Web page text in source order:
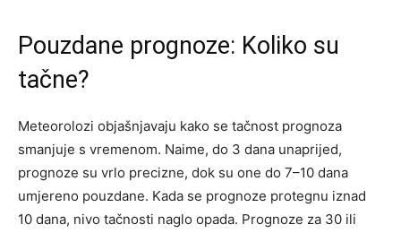
Pouzdane prognoze: Koliko su
tačne?
Meteorolozi objašnjavaju kako se tačnost prognoza
smanjuje s vremenom. Naime, do 3 dana unaprijed,
prognoze su vrlo precizne, dok su one do 7–10 dana
umjereno pouzdane. Kada se prognoze protegnu iznad
10 dana, nivo tačnosti naglo opada. Prognoze za 30 ili